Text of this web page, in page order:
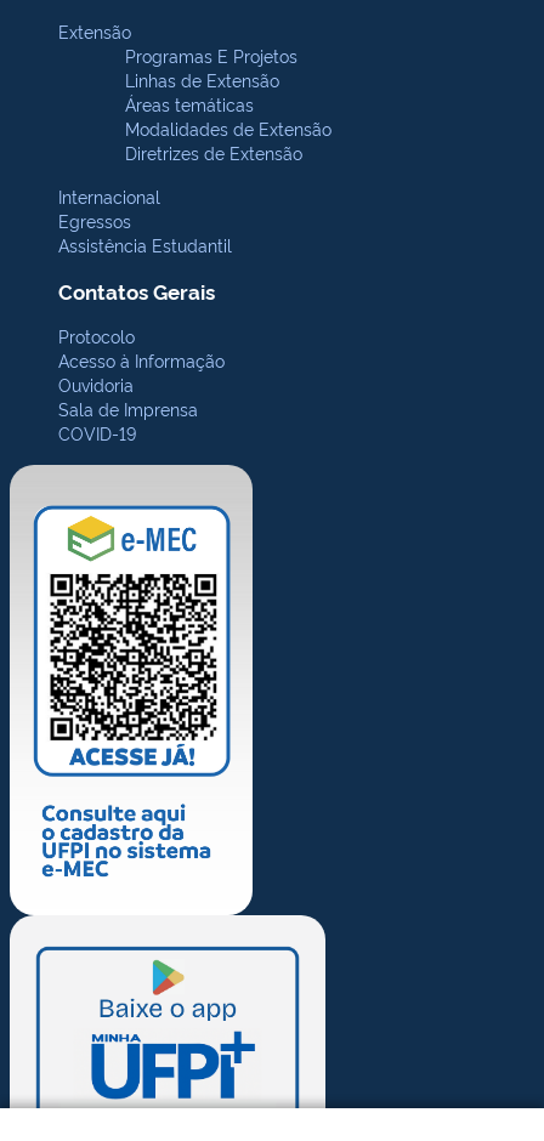
Extensão
Programas E Projetos
Linhas de Extensão
Áreas temáticas
Modalidades de Extensão
Diretrizes de Extensão
Internacional
Egressos
Assistência Estudantil
Contatos Gerais
Protocolo
Acesso à Informação
Ouvidoria
Sala de Imprensa
COVID-19